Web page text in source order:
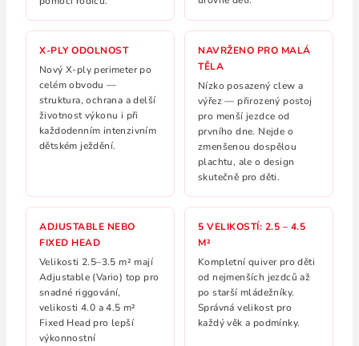
X-PLY ODOLNOST
Nový X-ply perimeter po
celém obvodu —
struktura, ochrana a delší
životnost výkonu i při
každodenním intenzivním
dětském ježdění.
NAVRŽENO PRO MALÁ
TĚLA
Nízko posazený clew a
výřez — přirozený postoj
pro menší jezdce od
prvního dne. Nejde o
zmenšenou dospělou
plachtu, ale o design
skutečně pro děti.
ADJUSTABLE NEBO
FIXED HEAD
Velikosti 2.5–3.5 m² mají
Adjustable (Vario) top pro
snadné riggování,
velikosti 4.0 a 4.5 m²
Fixed Head pro lepší
výkonnostní
5 VELIKOSTÍ: 2.5 – 4.5
M²
Kompletní quiver pro děti
od nejmenších jezdců až
po starší mládežníky.
Správná velikost pro
každý věk a podmínky.